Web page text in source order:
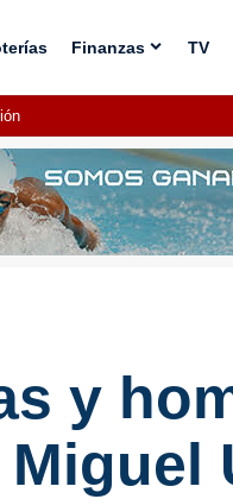
Finanzas TV
y